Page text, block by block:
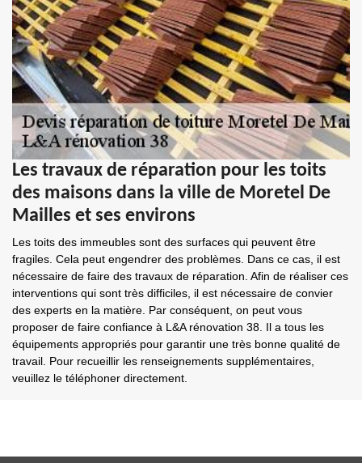
Les travaux de réparation pour les toits
des maisons dans la ville de Moretel De
Mailles et ses environs
Les toits des immeubles sont des surfaces qui peuvent être
fragiles. Cela peut engendrer des problèmes. Dans ce cas, il est
nécessaire de faire des travaux de réparation. Afin de réaliser ces
interventions qui sont très difficiles, il est nécessaire de convier
des experts en la matière. Par conséquent, on peut vous
proposer de faire confiance à L&A rénovation 38. Il a tous les
équipements appropriés pour garantir une très bonne qualité de
travail. Pour recueillir les renseignements supplémentaires,
veuillez le téléphoner directement.